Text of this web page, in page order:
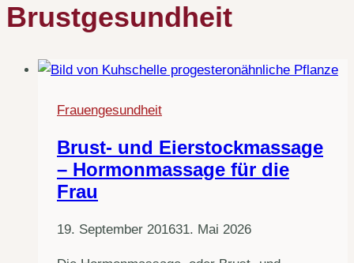
Brustgesundheit
Frauengesundheit
Brust- und Eierstockmassage
– Hormonmassage für die
Frau
19. September 201631. Mai 2026